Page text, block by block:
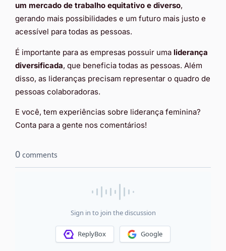
um mercado de trabalho equitativo e diverso,
gerando mais possibilidades e um futuro mais justo e
acessível para todas as pessoas.
É importante para as empresas possuir uma liderança
diversificada, que beneficia todas as pessoas. Além
disso, as lideranças precisam representar o quadro de
pessoas colaboradoras.
E você, tem experiências sobre liderança feminina?
Conta para a gente nos comentários!